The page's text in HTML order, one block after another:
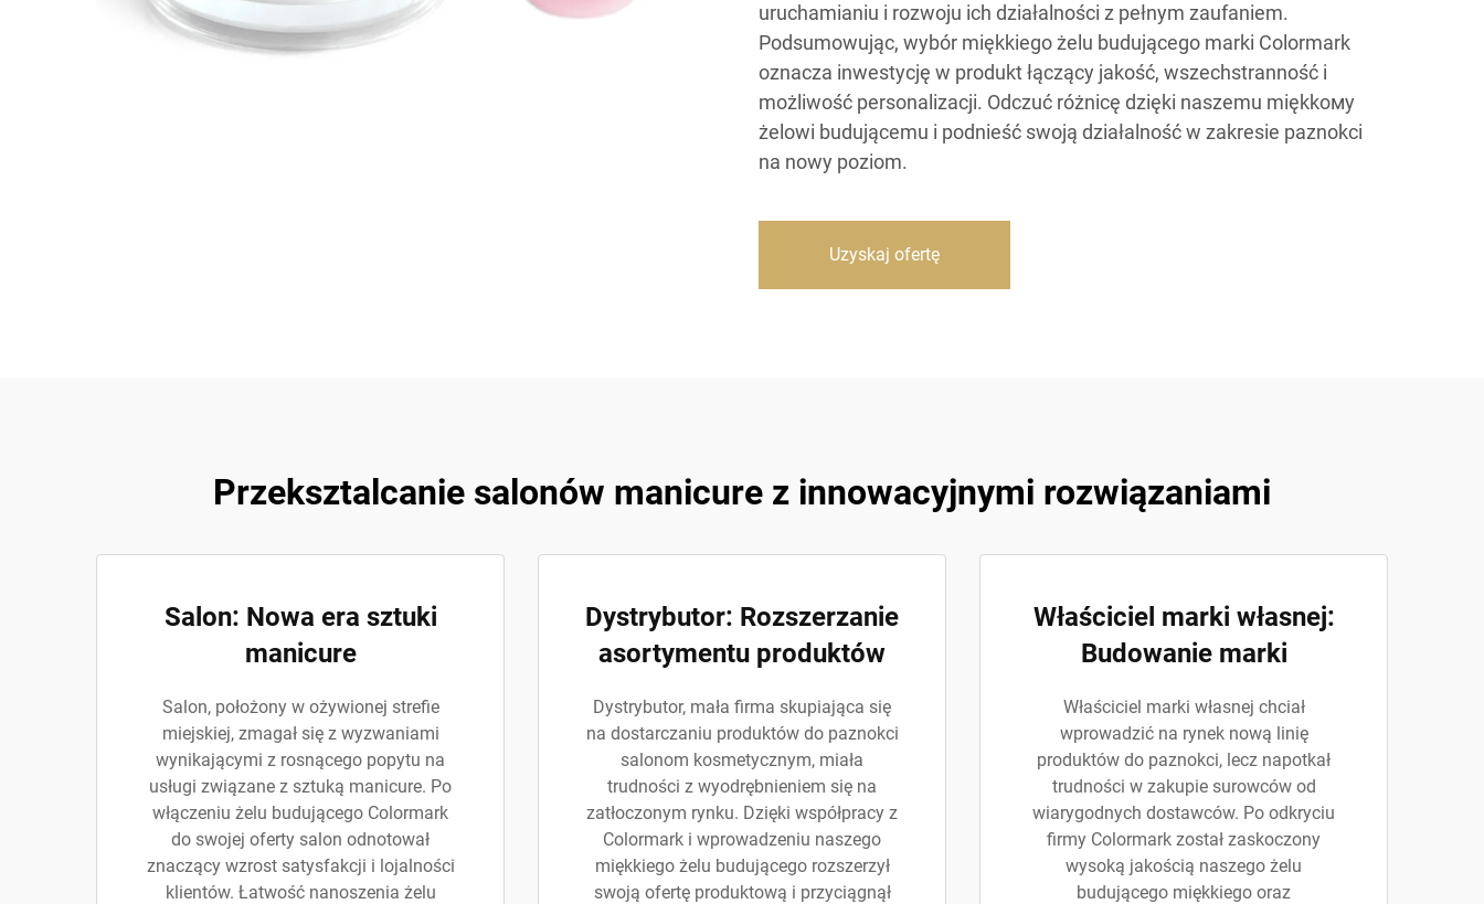
uruchamianiu i rozwoju ich działalności z pełnym zaufaniem.
Podsumowując, wybór miękkiego żelu budującego marki Colormark
oznacza inwestycję w produkt łączący jakość, wszechstranność i
możliwość personalizacji. Odczuć różnicę dzięki naszemu miękkому
żelowi budującemu i podnieść swoją działalność w zakresie paznokci
na nowy poziom.
Uzyskaj ofertę
Przeksztalcanie salonów manicure z innowacyjnymi rozwiązaniami
Salon: Nowa era sztuki
manicure
Salon, położony w ożywionej strefie
miejskiej, zmagał się z wyzwaniami
wynikającymi z rosnącego popytu na
usługi związane z sztuką manicure. Po
włączeniu żelu budującego Colormark
do swojej oferty salon odnotował
znaczący wzrost satysfakcji i lojalności
klientów. Łatwość nanoszenia żelu
Dystrybutor: Rozszerzanie
asortymentu produktów
Dystrybutor, mała firma skupiająca się
na dostarczaniu produktów do paznokci
salonom kosmetycznym, miała
trudności z wyodrębnieniem się na
zatłoczonym rynku. Dzięki współpracy z
Colormark i wprowadzeniu naszego
miękkiego żelu budującego rozszerzył
swoją ofertę produktową i przyciągnął
Właściciel marki własnej:
Budowanie marki
Właściciel marki własnej chciał
wprowadzić na rynek nową linię
produktów do paznokci, lecz napotkał
trudności w zakupie surowców od
wiarygodnych dostawców. Po odkryciu
firmy Colormark został zaskoczony
wysoką jakością naszego żelu
budującego miękkiego oraz